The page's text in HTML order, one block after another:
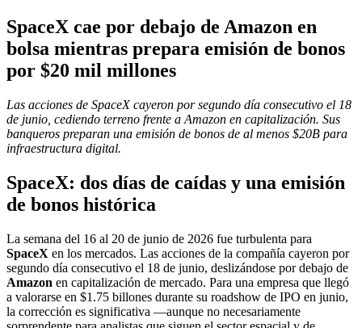
SpaceX cae por debajo de Amazon en
bolsa mientras prepara emisión de bonos
por $20 mil millones
Las acciones de SpaceX cayeron por segundo día consecutivo el 18
de junio, cediendo terreno frente a Amazon en capitalización. Sus
banqueros preparan una emisión de bonos de al menos $20B para
infraestructura digital.
SpaceX: dos días de caídas y una emisión
de bonos histórica
La semana del 16 al 20 de junio de 2026 fue turbulenta para
SpaceX en los mercados. Las acciones de la compañía cayeron por
segundo día consecutivo el 18 de junio, deslizándose por debajo de
Amazon en capitalización de mercado. Para una empresa que llegó
a valorarse en $1.75 billones durante su roadshow de IPO en junio,
la corrección es significativa —aunque no necesariamente